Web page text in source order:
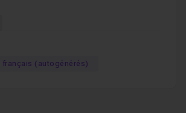
français (autogénérés)